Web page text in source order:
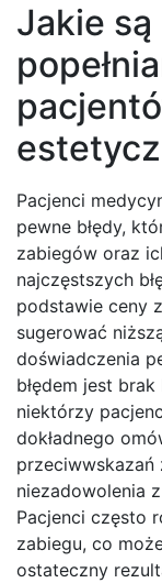
Jakie
Pacjenci
pewne błędy,
zabiegów oraz
najczęstszych
podstawie ceny
sugerować
doświadczenia
błędem jest
niektórzy
dokładnego
przeciwwskazań
niezadowolenia
Pacjenci często
zabiegu, co
ostateczny